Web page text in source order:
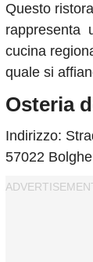
Questo
rappresenta
cucina
quale si
Osteria
Indirizzo:
57022